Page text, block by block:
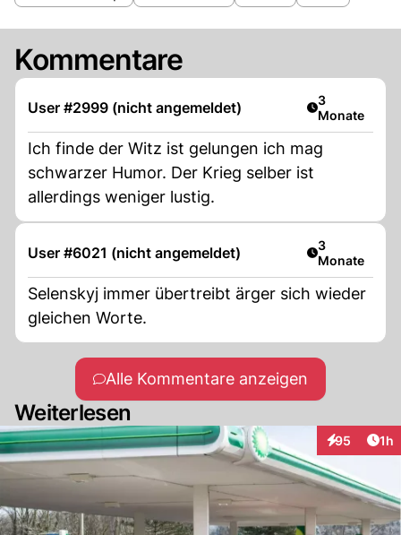
Kommentare
User #2999 (nicht angemeldet) Artikel
3
Monate
Ich finde der Witz ist gelungen ich mag
schwarzer Humor. Der Krieg selber ist
allerdings weniger lustig.
User #6021 (nicht angemeldet) Artikel
3
Monate
Selenskyj immer übertreibt ärger sich wieder
gleichen Worte.
Alle Kommentare anzeigen
Weiterlesen
95
Interaktionen
1h